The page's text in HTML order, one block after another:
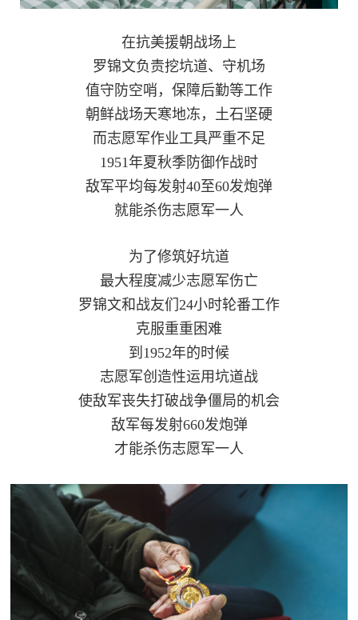
色
文
旅
于
我
们
在抗美援朝战场上
罗锦文负责挖坑道、守机场
值守防空哨，保障后勤等工作
朝鲜战场天寒地冻，土石坚硬
而志愿军作业工具严重不足
1951年夏秋季防御作战时
敌军平均每发射40至60发炮弹
就能杀伤志愿军一人
为了修筑好坑道
最大程度减少志愿军伤亡
罗锦文和战友们24小时轮番工作
克服重重困难
到1952年的时候
志愿军创造性运用坑道战
使敌军丧失打破战争僵局的机会
敌军每发射660发炮弹
才能杀伤志愿军一人